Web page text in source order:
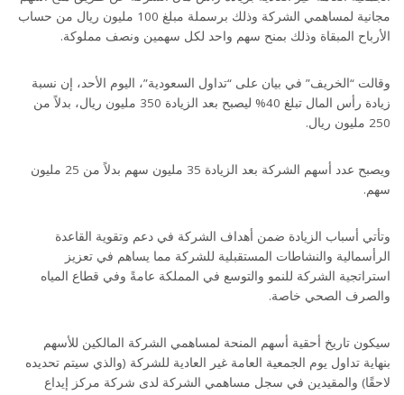
مجانية لمساهمي الشركة وذلك برسملة مبلغ 100 مليون ريال من حساب
الأرباح المبقاة وذلك بمنح سهم واحد لكل سهمين ونصف مملوكة.
وقالت “الخريف” في بيان على “تداول السعودية”، اليوم الأحد، إن نسبة
زيادة رأس المال تبلغ 40% ليصبح بعد الزيادة 350 مليون ريال، بدلاً من
250 مليون ريال.
ويصبح عدد أسهم الشركة بعد الزيادة 35 مليون سهم بدلاً من 25 مليون
سهم.
وتأتي أسباب الزيادة ضمن أهداف الشركة في دعم وتقوية القاعدة
الرأسمالية والنشاطات المستقبلية للشركة مما يساهم في تعزيز
استراتجية الشركة للنمو والتوسع في المملكة عامةً وفي قطاع المياه
والصرف الصحي خاصة.
سيكون تاريخ أحقية أسهم المنحة لمساهمي الشركة المالكين للأسهم
بنهاية تداول يوم الجمعية العامة غير العادية للشركة (والذي سيتم تحديده
لاحقًا) والمقيدين في سجل مساهمي الشركة لدى شركة مركز إيداع